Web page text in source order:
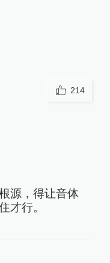
214
源，得让音体
才行。